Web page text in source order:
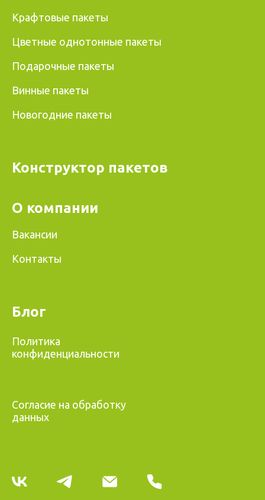
Крафтовые пакеты
Цветные однотонные пакеты
Подарочные пакеты
Винные пакеты
Новогодние пакеты
Конструктор пакетов
О компании
Вакансии
Контакты
Блог
Политика
конфиденциальности
Согласие на обработку
данных